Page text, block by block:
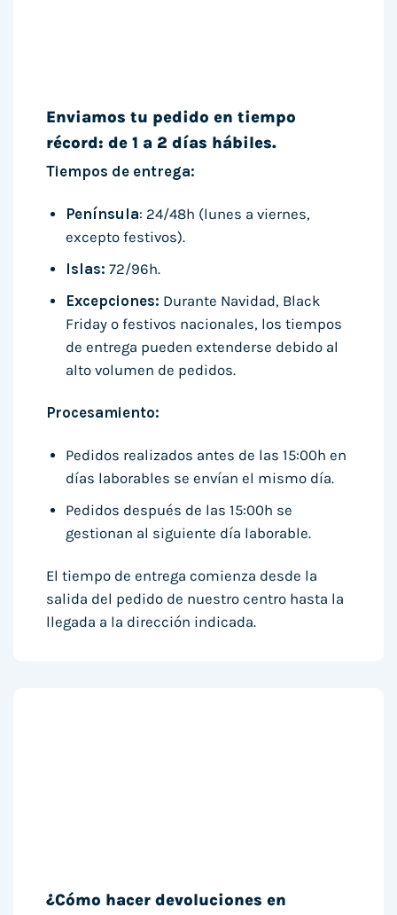
Enviamos tu pedido en tiempo
récord: de 1 a 2 días hábiles.
Tiempos de entrega:
Península: 24/48h (lunes a viernes,
excepto festivos).
Islas: 72/96h.
Excepciones: Durante Navidad, Black
Friday o festivos nacionales, los tiempos
de entrega pueden extenderse debido al
alto volumen de pedidos.
Procesamiento:
Pedidos realizados antes de las 15:00h en
días laborables se envían el mismo día.
Pedidos después de las 15:00h se
gestionan al siguiente día laborable.
El tiempo de entrega comienza desde la
salida del pedido de nuestro centro hasta la
llegada a la dirección indicada.
¿Cómo hacer devoluciones en